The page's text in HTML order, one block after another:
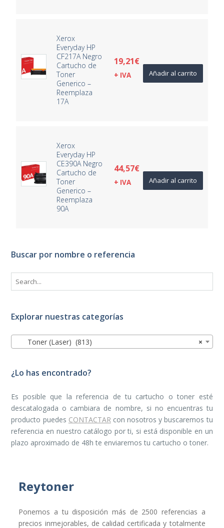
Xerox
Everyday HP
CF217A Negro
Cartucho de
Toner
Generico –
Reemplaza
17A
19,21€
+ IVA Añadir al carrito
Xerox
Everyday HP
CE390A Negro
Cartucho de
Toner
Generico –
Reemplaza
90A
44,57€
+ IVA Añadir al carrito
Buscar por nombre o referencia
Explorar nuestras categorías
×
Toner (Laser) (813)
¿Lo has encontrado?
Es posible que la referencia de tu cartucho o toner esté
descatalogada o cambiara de nombre, si no encuentras tu
producto puedes CONTACTARcon nosotros y buscaremos tu
referencia en nuestro catálogo por ti, si está disponible en un
plazo aproximado de 48h te enviaremos tu cartucho o toner.
Reytoner
Ponemos a tu disposición más de 2500 referencias a
precios inmejorables, de calidad certificada y totalmente